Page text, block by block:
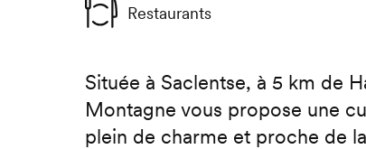
Restaurants
Située à Saclentse, à 5 km de
Montagne vous propose une
plein de charme et proche de